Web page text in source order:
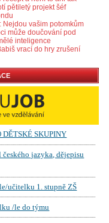
pětiletý projekt šéf
Nejdou vašim potomkům
může doučování pod
inteligence
vrací do hry zrušení